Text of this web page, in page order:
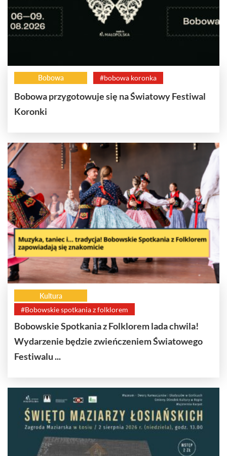
Bobowa #bobowa koronka
Bobowa przygotowuje się na Światowy Festiwal
Koronki
Kultura
#Bobowskie spotkania z folklorem
Bobowskie Spotkania z Folklorem lada chwila!
Wydarzenie będzie zwieńczeniem Światowego
Festiwalu ...